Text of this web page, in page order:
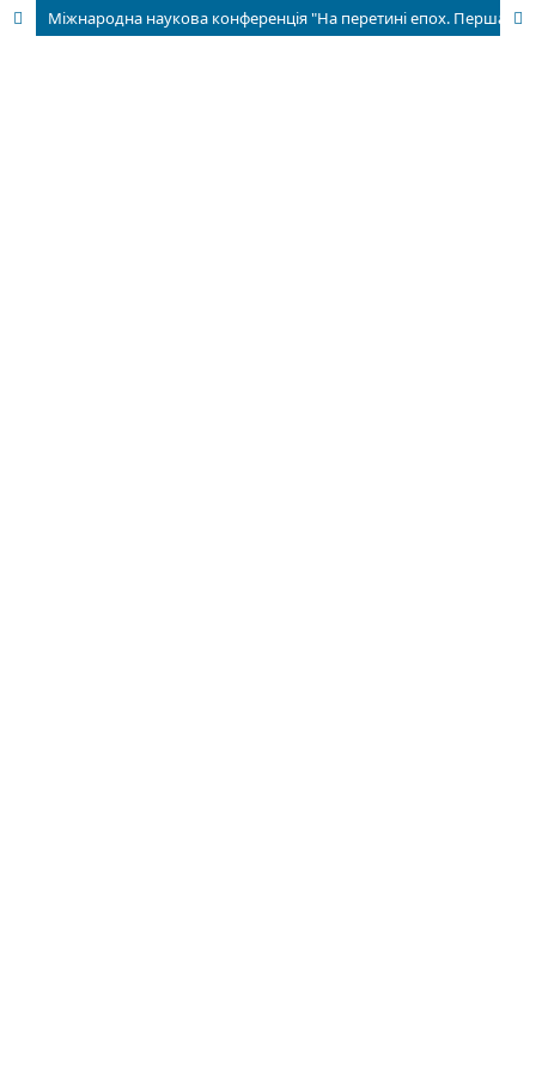
Міжнародна наукова конференція "На перетині епох. Перша світова війна: феноменологія, геополітичні та гуманітарні наслідки, історична пам’ять"